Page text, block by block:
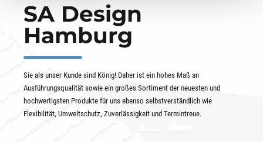
SA Design
Hamburg
Sie als unser Kunde sind König! Daher ist ein hohes Maß an
Ausführungsqualität sowie ein großes Sortiment der neuesten und
hochwertigsten Produkte für uns ebenso selbstverständlich wie
Flexibilität, Umweltschutz, Zuverlässigkeit und Termintreue.